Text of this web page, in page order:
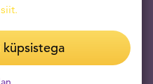
kaasnevad riskid on
oma vara säilitamiseks
.